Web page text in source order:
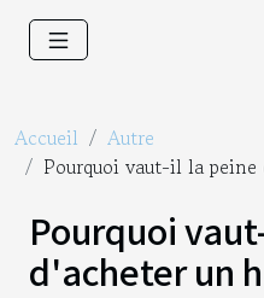
Accueil
Autre
Pourquoi vaut-il la
Pourquoi
d'acheter un